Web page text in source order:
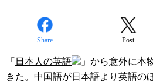
Share Post
「 日本人の英語
」から意外に本
きた。中国語が日本語より英語の